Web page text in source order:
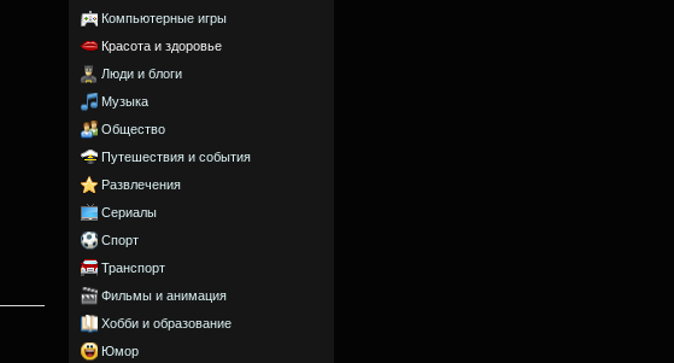
Компьютерные игры
Красота и здоровье
Люди и блоги
Музыка
Общество
Путешествия и события
Развлечения
Сериалы
Спорт
Транспорт
Фильмы и анимация
Хобби и образование
Юмор